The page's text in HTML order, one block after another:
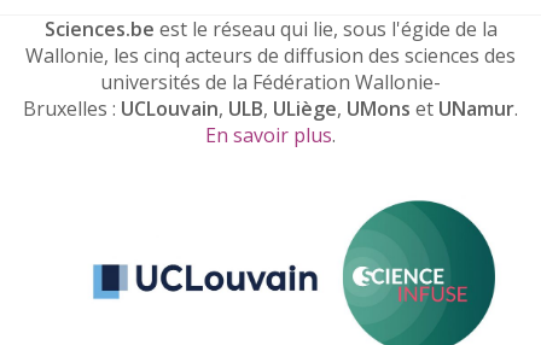
Sciences.be est le réseau qui lie, sous l'égide de la
Wallonie, les cinq acteurs de diffusion des sciences des
universités de la Fédération Wallonie-
Bruxelles : UCLouvain, ULB, ULiège, UMons et UNamur.
En savoir plus.